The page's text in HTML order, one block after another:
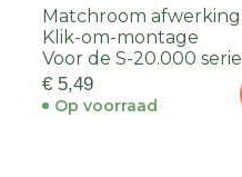
MAT
Matchroom afwerking
Klik-om-montage
Voor de S-20.000 serie
€ 5,49
Op voorraad